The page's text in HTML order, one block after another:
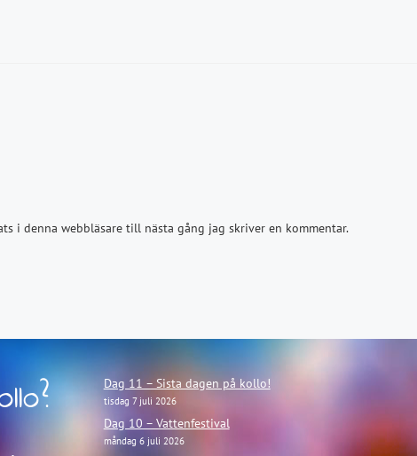
i denna webbläsare till nästa gång jag skriver en kommentar.
Dag 11 – Sista dagen på kollo!
tisdag 7 juli 2026
Dag 10 – Vattenfestival
måndag 6 juli 2026